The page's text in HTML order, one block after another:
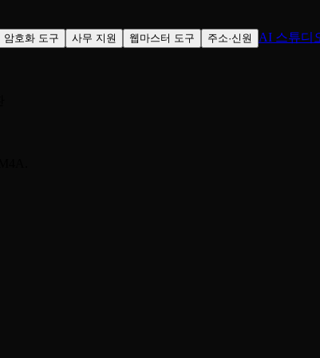
암호화 도구 사무 지원 웹마스터 도구 주소·신원 AI 스튜디